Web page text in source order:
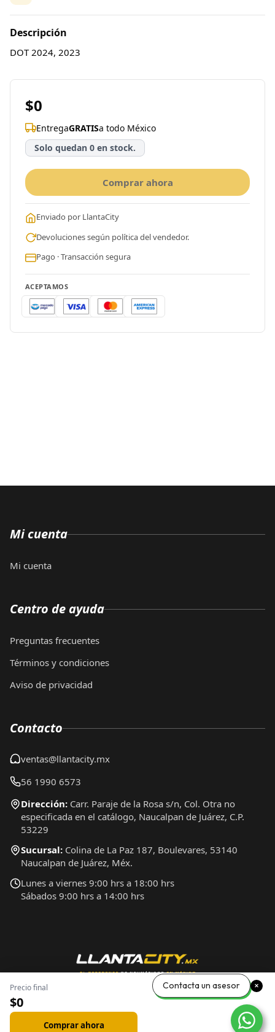
Descripción
DOT 2024, 2023
$0
EntregaGRATISa todo México
Solo quedan 0 en stock.
Comprar ahora
Enviado por LlantaCity
Devoluciones según política del vendedor.
Pago · Transacción segura
ACEPTAMOS
Precio final
$0
Comprar ahora
Mi cuenta
Mi cuenta
Centro de ayuda
Preguntas frecuentes
Términos y condiciones
Aviso de privacidad
Contacto
ventas@llantacity.mx
56 1990 6573
Dirección: Carr. Paraje de la Rosa s/n, Col. Otra no
especificada en el catálogo, Naucalpan de Juárez, C.P.
53229
Sucursal: Colina de La Paz 187, Boulevares, 53140
Naucalpan de Juárez, Méx.
Lunes a viernes 9:00 hrs a 18:00 hrs
Sábados 9:00 hrs a 14:00 hrs
Contacta un asesor